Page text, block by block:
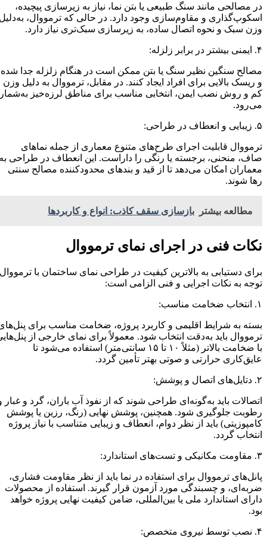
در مصالحی مانند سنگ طبیعی یا بتن نما، نیاز به زیرسازی پیچیده،
اسکوپ‌گذاری و مقاوم‌سازی وجود دارد. در حالی که ترمووال، به‌دلیل
وزن سبک و نحوه اتصال ساده، به زیرسازی سبک‌تری نیاز دارد.
مصالح سنگین نظیر سنگ یا بتن ممکن است در هنگام زلزله جدا شده
و ریسک بالایی برای افراد ایجاد کنند. در مقابل، ترمووال به دلیل وزن
کم و روش نصب ایمن، انتخابی مناسب برای مناطق لرزه‌خیز به‌شمار
می‌رود.
ترمووال قابلیت اجرای طرح‌های متنوع معماری از جمله نماهای
صاف، منحنی، برجسته یا رنگی را داراست. این انعطاف در طراحی به
معماران امکان می‌دهد تا از قید و بندهای محدودکننده مصالح سنتی
رها شوند.
مطالعه بیشتر بازسازی سقف کاذب: انواع و کاربردها
نکات فنی در اجرای نمای ترمووال
برای دستیابی به بالاترین کیفیت در طراحی نمای ساختمان با ترمووال،
توجه به نکات اجرایی و فنی الزامی است:
بسته به شرایط اقلیمی و کاربرد پروژه، ضخامت مناسب برای پنل‌های
ترمووال باید به‌دقت انتخاب شود. معمولاً برای نمای خارجی از پنل‌هایی
با ضخامت بالاتر (مثلاً ۱۰ تا ۱۵ سانتی‌متر) استفاده می‌شود تا
عایق‌کاری حرارتی و صوتی بهتر تأمین گردد.
اتصالات باید به‌گونه‌ای طراحی شوند که از نفوذ آب باران، گرد و غبار و
رطوبت جلوگیری شود. همچنین، پوشش نهایی (رنگ، رزین یا پوشش
کامپوزیتی) باید از نظر دوام، انعطاف و زیبایی متناسب با نیاز پروژه
انتخاب گردد.
۳. مقاومت مکانیکی و تست‌های استاندارد:
پانل‌های ترمووال برای استفاده در نما باید از نظر مقاومت فشاری،
ضربه‌ای، و چسبندگی مورد آزمون قرار گیرند. استفاده از محصولات
دارای استاندارد ملی یا بین‌المللی، ضامن کیفیت نهایی پروژه خواهد
بود.